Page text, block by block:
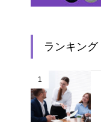
ランキング
1